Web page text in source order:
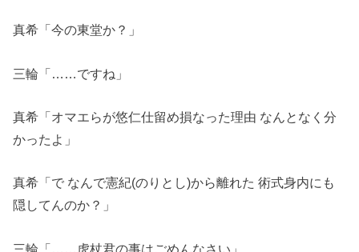
真希「今の東堂か？」
三輪「……ですね」
真希「オマエらが悠仁仕留め損なった理由 なんとなく分
かったよ」
真希「で なんで憲紀(のりとし)から離れた 術式身内にも
隠してんのか？」
三輪「……虎杖君の事はごめんなさい」